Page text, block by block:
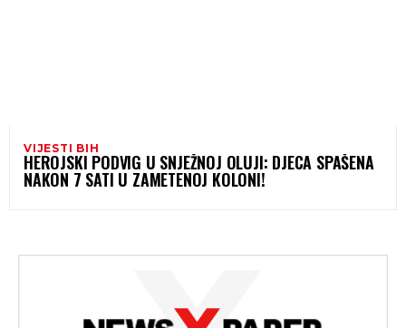
VIJESTI BIH
HEROJSKI PODVIG U SNJEŽNOJ OLUJI: DJECA SPAŠENA
NAKON 7 SATI U ZAMETENOJ KOLONI!